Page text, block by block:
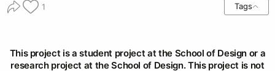
1 Tags
This project is a student project at the School of Design or a
research project at the School of Design. This project is not